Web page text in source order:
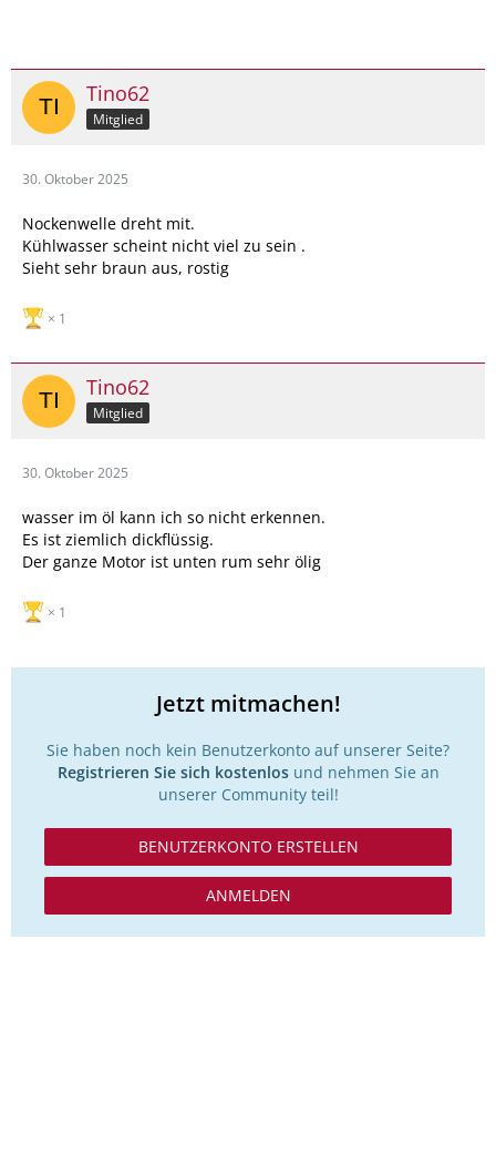
Tino62
Mitglied
30. Oktober 2025
Nockenwelle dreht mit.
Kühlwasser scheint nicht viel zu sein .
Sieht sehr braun aus, rostig
1
Tino62
Mitglied
30. Oktober 2025
wasser im öl kann ich so nicht erkennen.
Es ist ziemlich dickflüssig.
Der ganze Motor ist unten rum sehr ölig
1
Jetzt mitmachen!
Sie haben noch kein Benutzerkonto auf unserer Seite?
Registrieren Sie sich kostenlosund nehmen Sie an
unserer Community teil!
BENUTZERKONTO ERSTELLEN
ANMELDEN